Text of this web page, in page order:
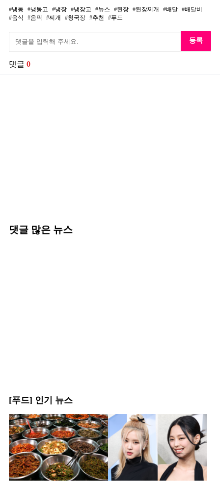
냉동 냉동고 냉장 냉장고 뉴스 된장 된장찌개 배달
배달비
음식
음픽 찌개 청국장 추천 푸드
등록
댓글 0
댓글 많은 뉴스
[푸드] 인기 뉴스